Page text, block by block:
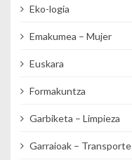
Eko-logia
Emakumea – Mujer
Euskara
Formakuntza
Garbiketa – Limpieza
Garraioak – Transporte